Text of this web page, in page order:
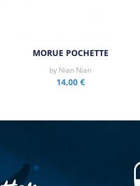
MORUE POCHETTE
by Nian Nian
14,00 €